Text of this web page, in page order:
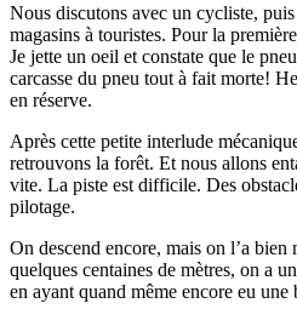
Nous discutons avec un cycliste,
magasins à touristes. Pour la
Je jette un oeil et constate que le
carcasse du pneu tout à fait morte!
en réserve.
Après cette petite interlude
retrouvons la forêt. Et nous allons
vite. La piste est difficile. Des
pilotage.
On descend encore, mais on l’a
quelques centaines de mètres, on a
en ayant quand même encore eu